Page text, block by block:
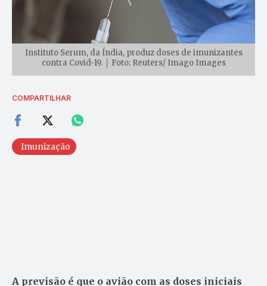
Instituto Serum, da Índia, produz doses de imunizantes
contra Covid-19. │ Foto: Reuters/ Imago Images
COMPARTILHAR
Imunização
A previsão é que o avião com as doses iniciais